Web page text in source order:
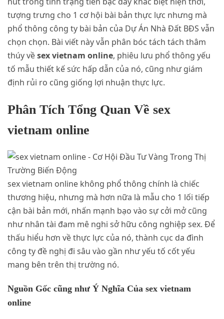
tượng trưng cho 1 cơ hội bài bản thực lực nhưng mà
phổ thông công ty bài bản của Dự Án Nhà Đất BĐS vẫn
chọn chọn. Bài viết này vẫn phân bóc tách tách thâm
thúy vềsex vietnam online, phiêu lưu phổ thông yếu
tố mẫu thiết kế sức hấp dẫn của nó, cũng như giám
định rủi ro cũng giống lợi nhuận thực lực.
Phân Tích Tổng Quan Về sex
vietnam online
sex vietnam online không phổ thông chính là chiếc
thương hiệu, nhưng mà hơn nữa là mẫu cho 1 lối tiếp
cận bài bản mới, nhấn mạnh bạo vào sự cởi mở cũng
như nhân tài đam mê nghi sở hữu công nghiệp sex. Để
thấu hiểu hơn về thực lực của nó, thành cục da đình
công ty đề nghị đi sâu vào gần như yếu tố cốt yếu
mang bên trên thị trường nó.
Nguồn Gốc cũng như Ý Nghĩa Của sex vietnam
online